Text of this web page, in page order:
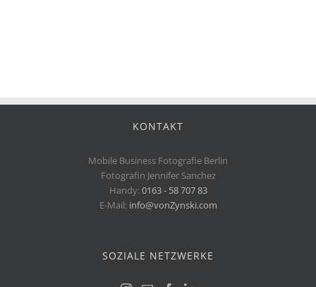
KONTAKT
Mobile Business Fotografie Berlin
Fotografin Jennifer Sanchez
Handy:0163 - 58 707 83
E-Mail: info@vonZynski.com
SOZIALE NETZWERKE